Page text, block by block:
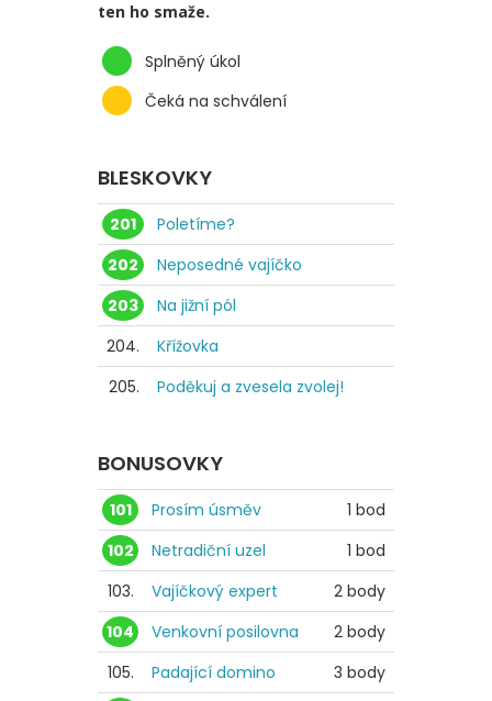
ten ho smaže.
Splněný úkol
Čeká na schválení
BLESKOVKY
201
Poletíme?
202
Neposedné vajíčko
203
Na jižní pól
204.
Křížovka
205.
Poděkuj a zvesela zvolej!
BONUSOVKY
101 Prosím úsměv
1 bod
102
Netradiční uzel
1 bod
103.
Vajíčkový expert
2 body
104
Venkovní posilovna
2 body
105.
Padající domino
3 body